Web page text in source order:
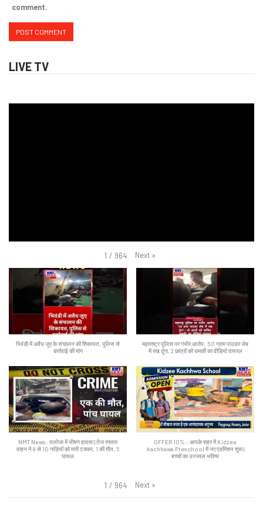
comment.
LIVE TV
1 / 964 Next »
भिवंडी में अवैध जुए के संचालन की शिकायत, पुलिस से
कार्रवाई की मांग
महाराष्ट्र पुलिस पर गंभीर आरोप: 50 ग्राम पाउडर जेब
में रख दूंगा, 2 छात्रों को धमकी का वीडियो वायरल
NMT News: तलोजा में भीषण हादसा | तेज रफ्तार
वाहन ने 8 से 10 गाड़ियों को मारी टक्कर, 1 की मौत, 5
घायल
OFFER 10% : आपके शहर में Kidzee
kachhawa Preschool में नए एडमिशन शुरू |
बच्चों का उज्ज्वल भविष्य
1 / 964 Next »